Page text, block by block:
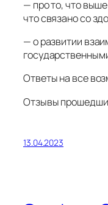
— про то, что
что связано со
— о развитии
Ответы на все
Отзывы
13.04.2023